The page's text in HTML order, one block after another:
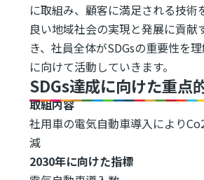
に取組み、顧客に満足される技術
良い地域社会の実現と発展に貢献
き、社員全体がSDGsの重要性を
に向けて活動していきます。
SDGs達成に向けた重点
取組内容
社用車の電気自動車導入により
減
2030年に向けた指標